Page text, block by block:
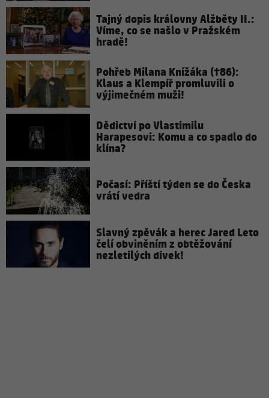
Tajný dopis královny Alžběty II.:
Víme, co se našlo v Pražském
hradě!
Pohřeb Milana Knížáka (†86):
Klaus a Klempíř promluvili o
výjimečném muži!
Dědictví po Vlastimilu
Harapesovi: Komu a co spadlo do
klína?
Počasí: Příští týden se do Česka
vrátí vedra
Slavný zpěvák a herec Jared Leto
čelí obviněním z obtěžování
nezletilých dívek!